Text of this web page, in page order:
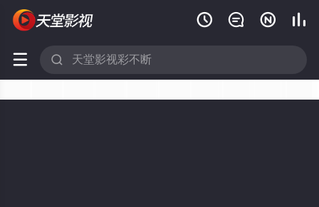
   
 